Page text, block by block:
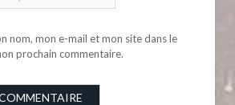
nom, mon e-mail et mon site dans le
prochain commentaire.